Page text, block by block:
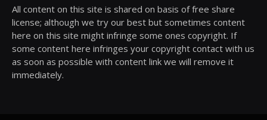
All content on this site is shared on basis of free share
license; although we try our best but sometimes content
here on this site might infringe some ones copyright. If
some content here infringes your copyright contact with us
as soon as possible with content link we will remove it
immediately.